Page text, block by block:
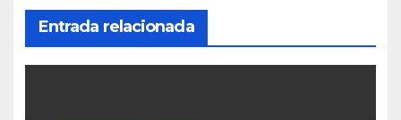
Entrada relacionada